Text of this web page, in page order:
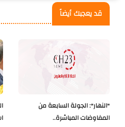
قد يعجبك أيضاً
"النهار": الجولة السابعة من
المفاوضات المباشرة..